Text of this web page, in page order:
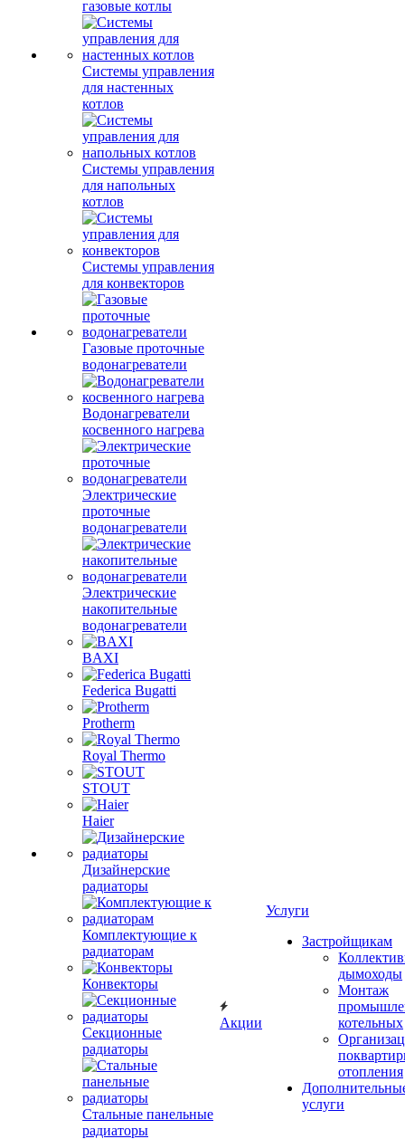
газовые котлы
Системы управления
для настенных
котлов
Системы управления
для напольных
котлов
Системы управления
для конвекторов
Газовые проточные
водонагреватели
Водонагреватели
косвенного нагрева
Электрические
проточные
водонагреватели
Электрические
накопительные
водонагреватели
BAXI
Federica Bugatti
Protherm
Royal Thermo
STOUT
Haier
Дизайнерские
радиаторы
Комплектующие к
радиаторам
Конвекторы
Секционные
радиаторы
Стальные панельные
радиаторы
Акции
Услуги
Застройщикам
дымоходы
Монтаж
котельных
отопления
услуги